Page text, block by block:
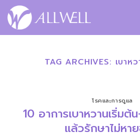
ข้าม
ไป
TAG ARCHIVES: เบาห
โรคและการดูแล
10 อาการเบาหวานเริ่มต้
แล้วรักษาไม่หา